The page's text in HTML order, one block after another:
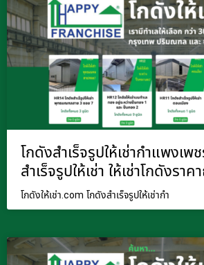
โกดังสำเร็จรูปให้เช่ากำแพงเพ
สำเร็จรูปให้เช่า ให้เช่าโกดังราค
โกดังให้เช่า.com โกดังสำเร็จรูปให้เช่ากำ